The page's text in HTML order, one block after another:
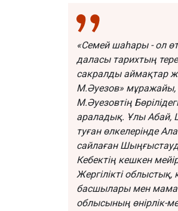
«Семей шаһары - ол
даласы тарихтың
сакралды аймақтар
М.Әуезов» мұражайы,
М.Әуезовтің
араладық. Ұлы Абай,
туған өлкелерінде
сайлаған
Кебектің кешкен
Жергілікті
басшылары мен
облысының өнірлік-